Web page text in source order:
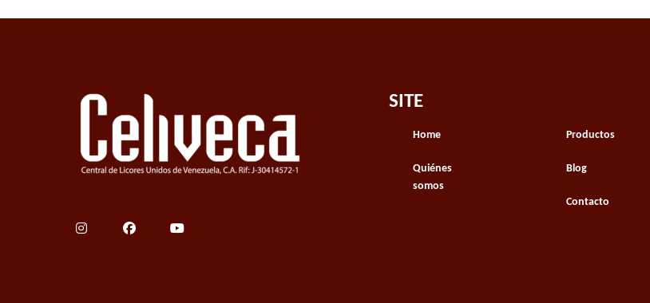
SITE
Home
Quiénes
somos
Productos
Blog
Contacto